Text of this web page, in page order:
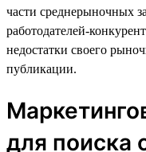
части среднерыночных
работодателей-
недостатки своего
публикации.
для поиска